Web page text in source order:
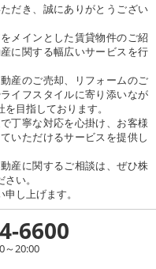
だき、誠にありがとうござい
メインとした賃貸物件のご紹
に関する幅広いサービスを行
産のご売却、リフォームのご
イフスタイルに寄り添いなが
目指しております。
丁寧な対応を心掛け、お客様
いただけるサービスを提供し
産に関するご相談は、ぜひ株
い。
し上げます。
6600
～20:00